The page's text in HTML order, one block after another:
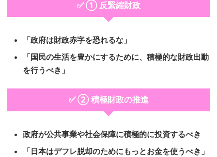
✅ ① 反緊縮財政
「政府は財政赤字を恐れるな」
「国民の生活を豊かにするために、積極的な財政出動
を行うべき」
✅ ② 積極財政の推進
政府が公共事業や社会保障に積極的に投資するべき
「日本はデフレ脱却のためにもっとお金を使うべき」